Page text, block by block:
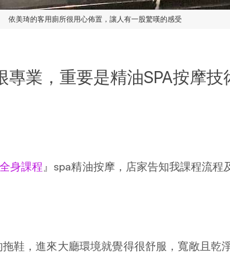
依美琦的客用廁所很用心佈置，讓人有一股驚嘆的感受
業，重要是精油SPA按摩
身課程 』spa精油按摩，店家告知我課程流
鞋，進來大廳環境就覺得很舒服，寬敞且乾